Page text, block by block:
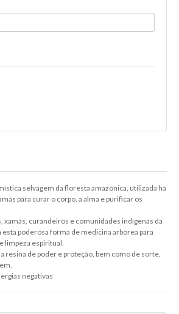
selvagem da floresta amazónica, utilizada há
para curar o corpo, a alma e purificar os
xamãs, curandeiros e comunidades indígenas da
poderosa forma de medicina arbórea para
limpeza espiritual.
resina de poder e proteção, bem como de sorte,
negativas